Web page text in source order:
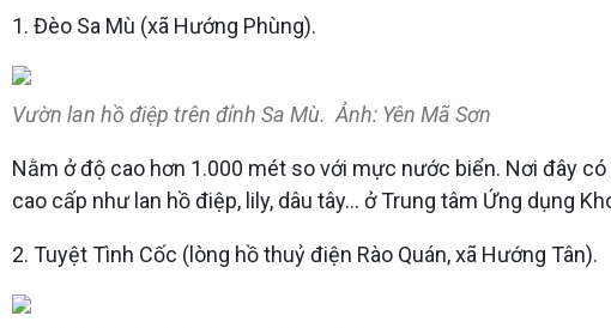
1. Đèo Sa Mù (xã Hướng Phùng).
Vườn lan hồ điệp trên đỉnh Sa Mù. Ảnh: Yên Mã Sơn
Nằm ở độ cao hơn 1.000 mét so với mực nước biển. Nơi đây
cao cấp như lan hồ điệp, lily, dâu tây… ở Trung tâm Ứng dụng
2. Tuyệt Tình Cốc (lòng hồ thuỷ điện Rào Quán, xã Hướng Tân).